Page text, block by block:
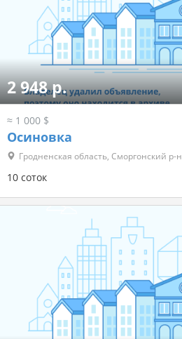
2 948 р.
≈ 1 000 $
Осиновка
Гродненская область, Сморгонский р-н
10 соток